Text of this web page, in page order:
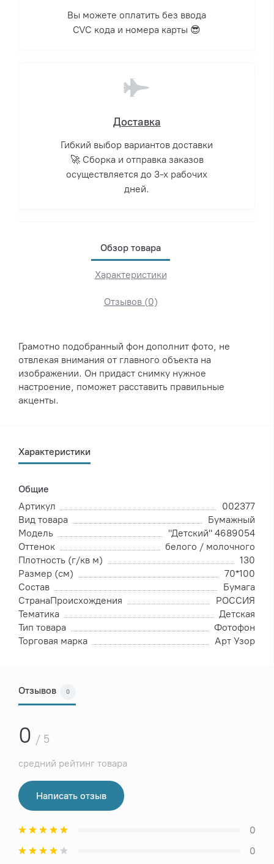
Вы можете оплатить без ввода
CVC кода и номера карты 😎
Доставка
Гибкий выбор вариантов доставки
🚀 Сборка и отправка заказов
осуществляется до 3-х рабочих
дней.
Обзор товара
Характеристики
Отзывов (0)
Грамотно подобранный фон дополнит фото, не
отвлекая внимания от главного объекта на
изображении. Он придаст снимку нужное
настроение, поможет расставить правильные
акценты.
Характеристики
Общие
Артикул
002377
Вид товара
Бумажный
Модель
"Детский" 4689054
Оттенок
белого / молочного
Плотность (г/кв м)
130
Размер (см)
70*100
Состав
Бумага
СтранаПроисхождения
РОССИЯ
Тематика
Детская
Тип товара
Фотофон
Торговая марка
Арт Узор
Отзывов 0
0 / 5
средний рейтинг товара
Написать отзыв
0
0